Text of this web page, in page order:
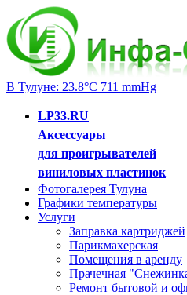
В Тулуне: 23.8°C 711 mmHg
LP33.RU
Аксессуары
для проигрывателей
виниловых пластинок
Фотогалерея Тулуна
Графики температуры
Услуги
Заправка картриджей
Парикмахерская
Помещения в аренду
Прачечная
Ремонт бытовой и